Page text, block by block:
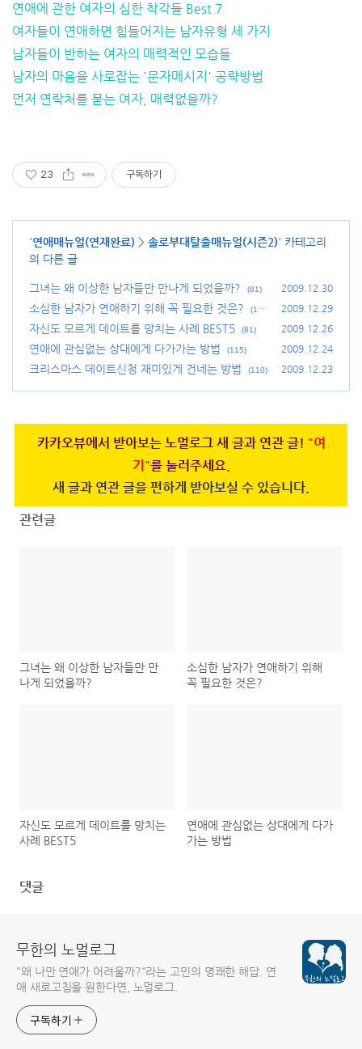
연애에 관한 여자의 심한 착각들 Best 7
여자들이 연애하면 힘들어지는 남자유형 세 가지
남자들이 반하는 여자의 매력적인 모습들
남자의 마음을 사로잡는 '문자메시지' 공략방법
먼저 연락처를 묻는 여자, 매력없을까?
23 구독하기
'연애매뉴얼(연재완료) > 솔로부대탈출매뉴얼(시즌2)' 카테고리
의 다른 글
그녀는 왜 이상한 남자들만 만나게 되었을까? (81) 2009.12.30
소심한 남자가 연애하기 위해 꼭 필요한 것은?
(12
0)
2009.12.29
자신도 모르게 데이트를 망치는 사례 BEST5 (81) 2009.12.26
연애에 관심없는 상대에게 다가가는 방법 (115) 2009.12.24
크리스마스 데이트신청 재미있게 건네는 방법 (110) 2009.12.23
카카오뷰에서 받아보는 노멀로그 새 글과 연관 글! "여
기"를 눌러주세요.
새 글과 연관 글을 편하게 받아보실 수 있습니다.
관련글
그녀는 왜 이상한 남자들만 만
나게 되었을까?
소심한 남자가 연애하기 위해
꼭 필요한 것은?
자신도 모르게 데이트를 망치는
사례 BEST5
연애에 관심없는 상대에게 다가
가는 방법
댓글
무한의 노멀로그
"왜 나만 연애가 어려울까?"라는 고민의 명쾌한 해답. 연
애 새로고침을 원한다면, 노멀로그.
구독하기